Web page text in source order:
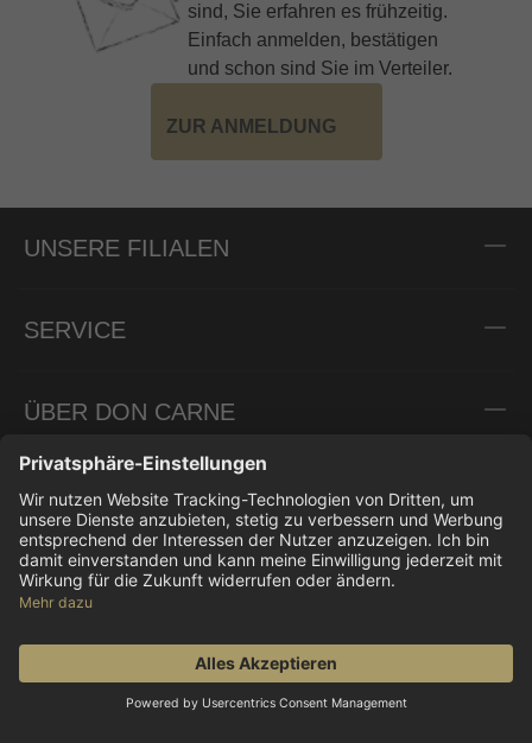
sind, Sie erfahren es frühzeitig.
Einfach anmelden, bestätigen
und schon sind Sie im Verteiler.
ZUR ANMELDUNG
UNSERE FILIALEN
SERVICE
ÜBER DON CARNE
INFORMATIONEN
ZAHLUNGSARTEN
VERSANDPARTNER